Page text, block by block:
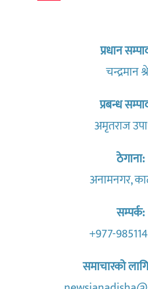
प्रधान
चन्द्रमान
प्रबन्ध
अमृतराज
ठेगाना:
अनामनगर,
सम्पर्क:
+977-
समाचारको